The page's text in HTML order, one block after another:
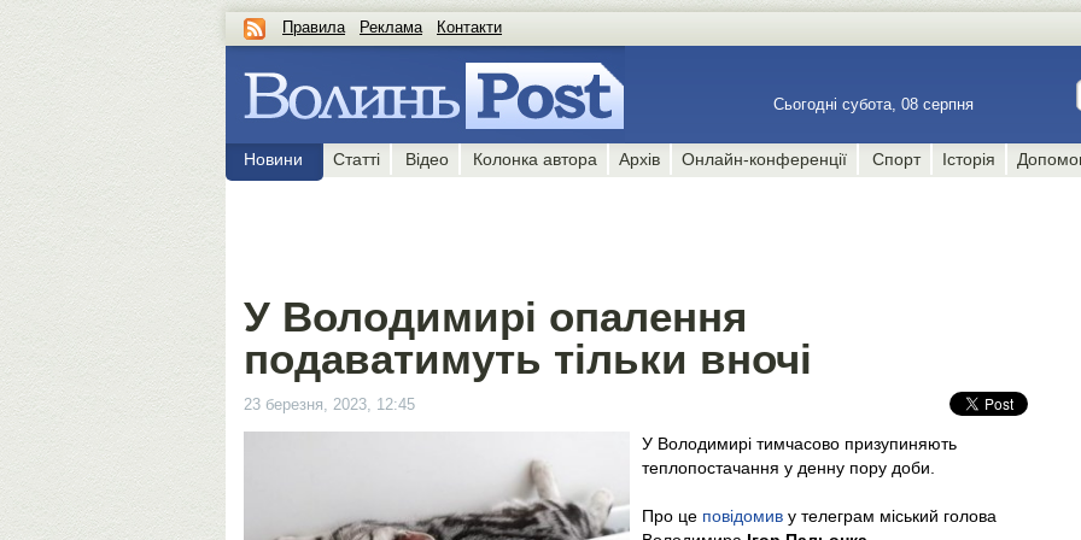
Правила Реклама Контакти
Сьогодні субота, 08 серпня
Новини Статті Відео Колонка автора Архів Онлайн-конференції Спорт Історія
У Володимирі опалення
подаватимуть тільки вночі
23 березня, 2023, 12:45
У Володимирі тимчасово призупиняють
теплопостачання у денну пору доби.
Про це повідомив у телеграм міський голова